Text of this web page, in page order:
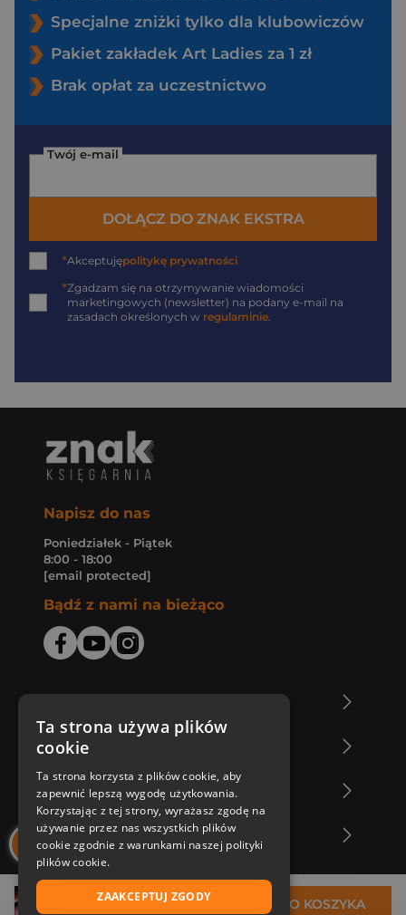
32,49 zł DO KOSZYKA
Specjalne zniżki tylko dla klubowiczów
Pakiet zakładek Art Ladies za 1 zł
Brak opłat za uczestnictwo
Twój e-mail
DOŁĄCZ DO ZNAK EKSTRA
*Akceptujępolitykę prywatności
*Zgadzam się na otrzymywanie wiadomości
marketingowych (newsletter) na podany e-mail na
zasadach określonych w regulaminie
Napisz do nas
Poniedziałek - Piątek
8:00 - 18:00
[email protected]
Bądź z nami na bieżąco
Zakupy u nas
Nasza oferta
Nasi autorzy
Ta strona używa plików
cookie
Ta strona korzysta z plików cookie, aby
zapewnić lepszą wygodę użytkowania.
Korzystając z tej strony, wyrażasz zgodę na
używanie przez nas wszystkich plików
cookie zgodnie z warunkami naszej polityki
plików cookie.
ZAAKCEPTUJ ZGODY